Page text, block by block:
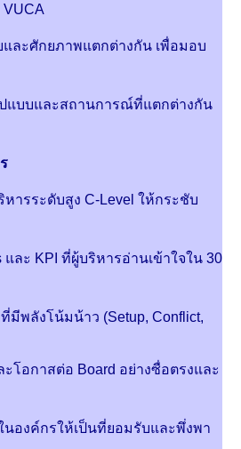
ละศักยภาพแตกต่างกัน เพื่อมอบ
แบบและสถานการณ์ที่แตกต่างกัน
ารระดับสูง C-Level ให้กระชับ
ละ KPI ที่ผู้บริหารอ่านเข้าใจใน 30
มีพลังโน้มน้าว (Setup, Conflict,
โอกาสต่อ Board อย่างซื่อตรงและ
นองค์กรให้เป็นที่ยอมรับและพึ่งพา